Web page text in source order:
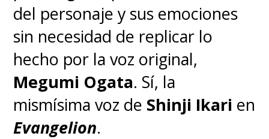
del personaje y sus emociones
sin necesidad de replicar lo
hecho por la voz original,
Megumi Ogata. Sí, la
mismísima voz de Shinji Ikari en
Evangelion.